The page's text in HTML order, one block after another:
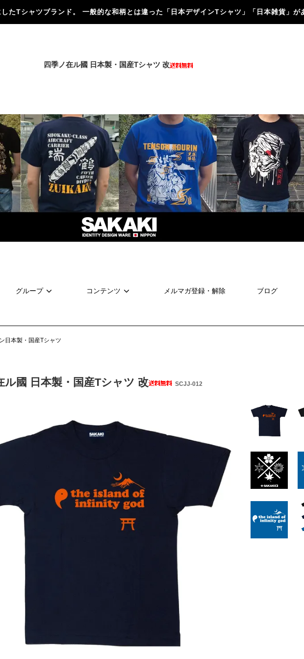
たTシャツブランド。 一般的な和柄とは違った「日本デザインTシャツ」「日本雑貨」が
四季ノ在ル國 日本製・国産Tシャツ 改
グループ コンテンツ メルマガ登録・解除 ブログ
日本製・国産Tシャツ
ル國 日本製・国産Tシャツ 改 SCJJ-012